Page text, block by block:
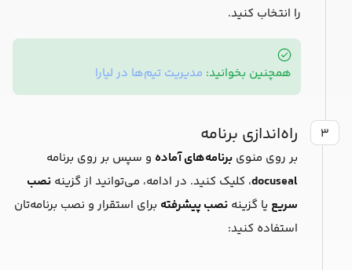
را انتخاب کنید.
همچنین بخوانید: مدیریت تیم‌ها در لیارا
۳ راه‌اندازی برنامه
بر روی منوی برنامه‌های آماده و سپس بر روی برنامه
docuseal، کلیک کنید. در ادامه، می‌توانید از گزینه نصب
سریع یا گزینه نصب پیشرفته برای استقرار و نصب برنامه‌تان
استفاده کنید: